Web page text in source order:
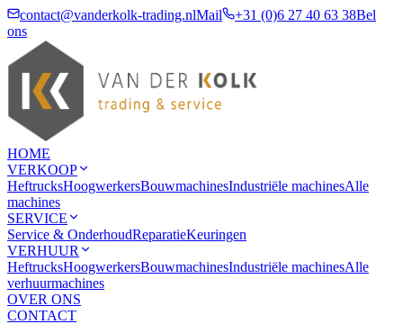
contact@vanderkolk-trading.nlMail +31 (0)6 27 40 63 38Bel
ons
HOME
VERKOOP
HeftrucksHoogwerkersBouwmachinesIndustriële machinesAlle
machines
SERVICE
Service & OnderhoudReparatieKeuringen
VERHUUR
HeftrucksHoogwerkersBouwmachinesIndustriële machinesAlle
verhuurmachines
OVER ONS
CONTACT